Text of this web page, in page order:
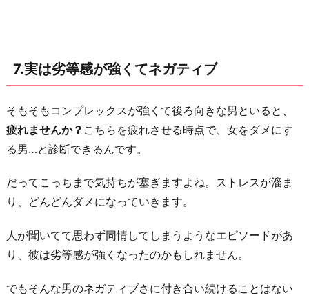
7.実は劣等感が強くてネガティブ
そもそもコンプレックスが強くて後ろ向きな男といると、
疲れませんか？ こちらを疲れさせる時点で、女をダメにす
る男…と診断できるんです。
だってこっちまで気持ちが塞ぎますよね。ストレスが溜ま
り、どんどんダメになっていきます。
人が聞いてて思わず同情してしまうようなエピソードがあ
り、彼は劣等感が強くなったのかもしれません。
でもそんな男のネガティブさに付き合い続けることはない